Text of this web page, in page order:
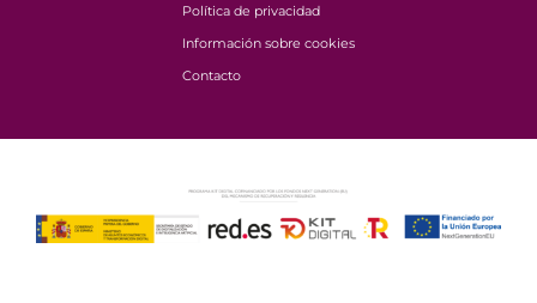
Política de privacidad
Información sobre cookies
Contacto